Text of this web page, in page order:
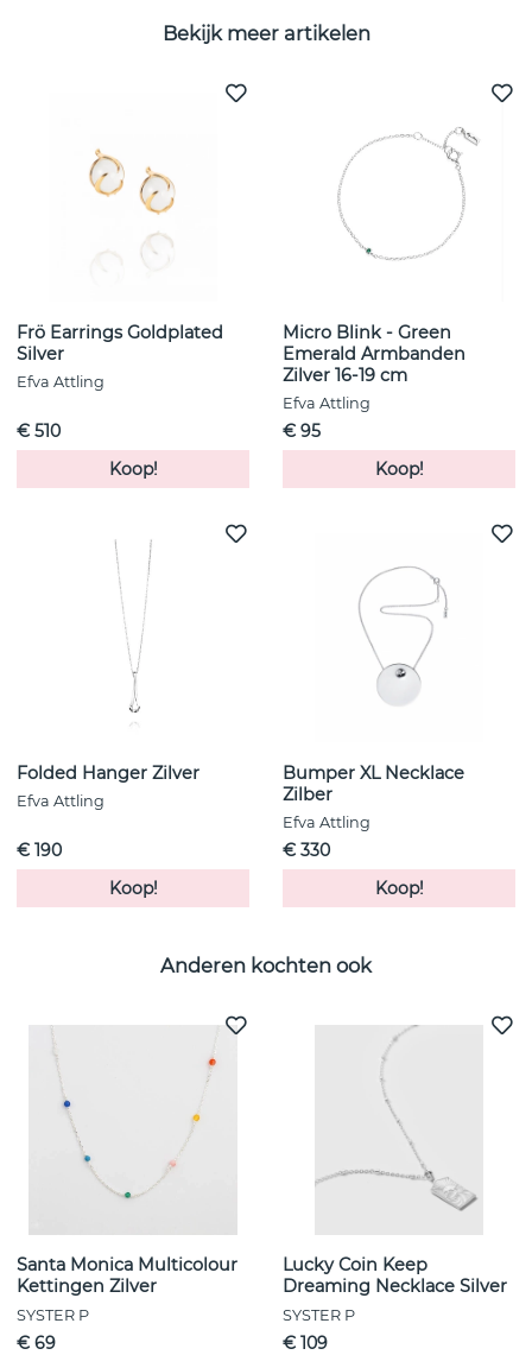
Bekijk meer artikelen
Frö Earrings Goldplated
Silver
Efva Attling
€ 510
Koop!
Micro Blink - Green
Emerald Armbanden
Zilver 16-19 cm
Efva Attling
€ 95
Koop!
Folded Hanger Zilver
Efva Attling
€ 190
Koop!
Bumper XL Necklace
Zilber
Efva Attling
€ 330
Koop!
Anderen kochten ook
Santa Monica Multicolour
Kettingen Zilver
SYSTER P
€ 69
Lucky Coin Keep
Dreaming Necklace Silver
SYSTER P
€ 109